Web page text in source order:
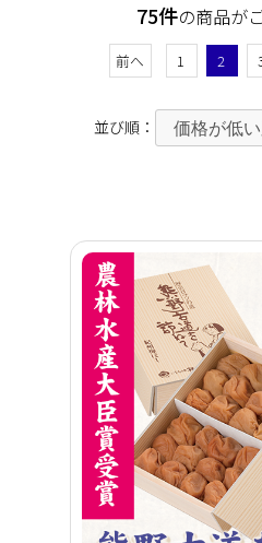
75件の商品が
前へ 1 2
並び順：